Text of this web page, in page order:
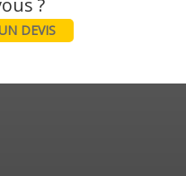
DEVIS